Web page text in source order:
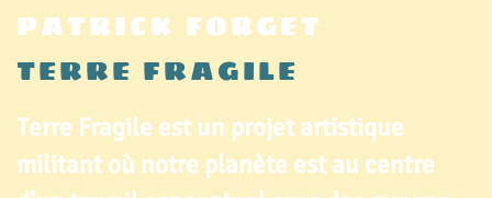
PATRICK FORGET
TERRE FRAGILE
Terre Fragile est un projet artistique
militant où notre planète est au centre